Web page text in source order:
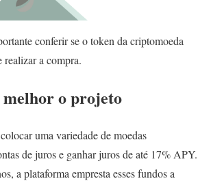
conferir se o token da criptomoeda
realizar a compra.
o projeto
uma variedade de moedas
de juros e ganhar juros de até 17% APY.
a plataforma empresta esses fundos a